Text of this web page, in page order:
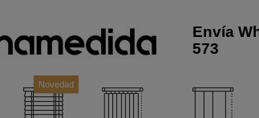
Envía
573
Novedad